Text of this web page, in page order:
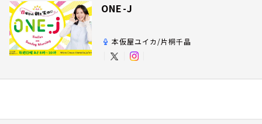
ONE-J
本仮屋ユイカ/片桐千晶